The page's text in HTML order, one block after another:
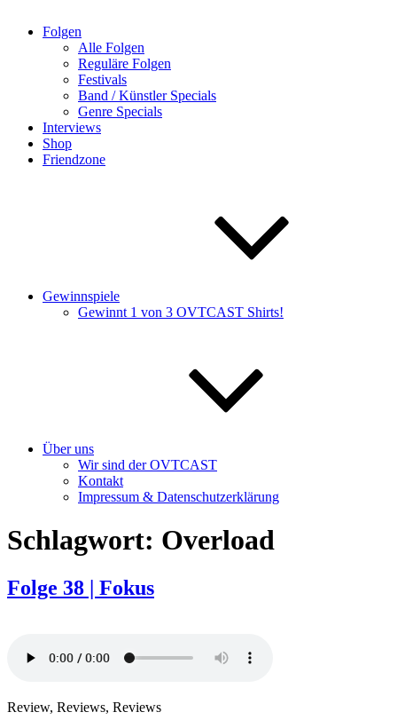
Folgen
Alle Folgen
Reguläre Folgen
Festivals
Band / Künstler Specials
Genre Specials
Interviews
Shop
Friendzone
Gewinnspiele
Gewinnt 1 von 3 OVTCAST Shirts!
Über uns
Wir sind der OVTCAST
Kontakt
Impressum & Datenschutzerklärung
Schlagwort: Overload
Folge 38 | Fokus
Review, Reviews, Reviews